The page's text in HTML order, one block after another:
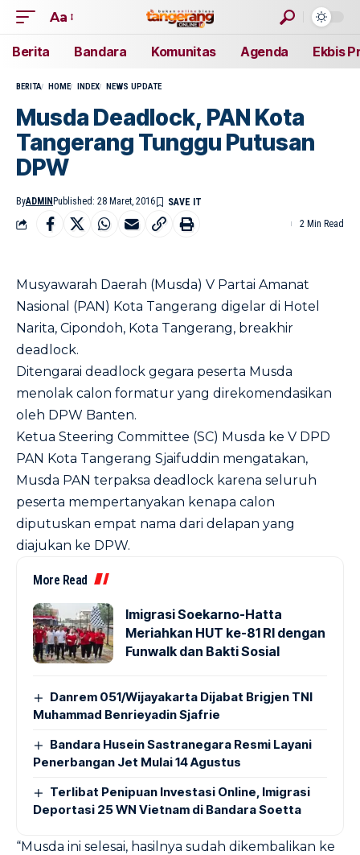
Aa
Berita Bandara Komunitas Agenda Ekbis
BERITA HOME INDEX NEWS UPDATE
Musda Deadlock, PAN Kota
Tangerang Tunggu Putusan
DPW
ByADMIN Published: 28 Maret, 2016
2 Min Read
Musyawarah Daerah (Musda) V Partai Amanat
Nasional (PAN) Kota Tangerang digelar di Hotel
Narita, Cipondoh, Kota Tangerang, breakhir
deadlock.
Ditengarai deadlock gegara peserta Musda
menolak calon formatur yang direkomendasikan
oleh DPW Banten.
Ketua Steering Committee (SC) Musda ke V DPD
PAN Kota Tangerang Sjaifuddin mengatakan,
Musda PAN terpaksa deadlock karena seluruh
peserta mempertanyakan kenapa calon
diputuskan empat nama dari delapan yang
diajukan ke DPW.
More Read
Imigrasi Soekarno-Hatta
Meriahkan HUT ke-81 RI dengan
Funwalk dan Bakti Sosial
Danrem 051/Wijayakarta Dijabat Brigjen TNI
Muhammad Benrieyadin Sjafrie
Bandara Husein Sastranegara Resmi Layani
Penerbangan Jet Mulai 14 Agustus
Terlibat Penipuan Investasi Online, Imigrasi
Deportasi 25 WN Vietnam di Bandara Soetta
“Musda ini selesai, hasilnya sudah dikembalikan ke